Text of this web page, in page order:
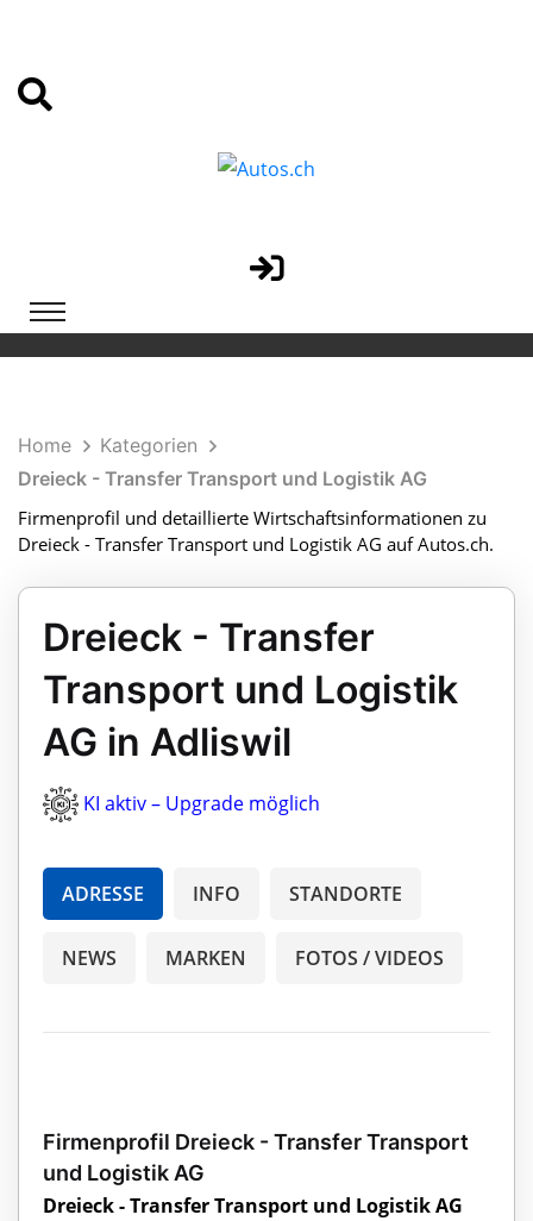
Home
Kategorien
Dreieck - Transfer Transport und Logistik AG
Firmenprofil und detaillierte Wirtschaftsinformationen zu
Dreieck - Transfer Transport und Logistik AG auf Autos.ch.
Dreieck - Transfer
Transport und Logistik
AG in Adliswil
KI aktiv – Upgrade möglich
ADRESSE INFO STANDORTE
NEWS MARKEN FOTOS / VIDEOS
Firmenprofil Dreieck - Transfer Transport
und Logistik AG
Dreieck - Transfer Transport und Logistik AG